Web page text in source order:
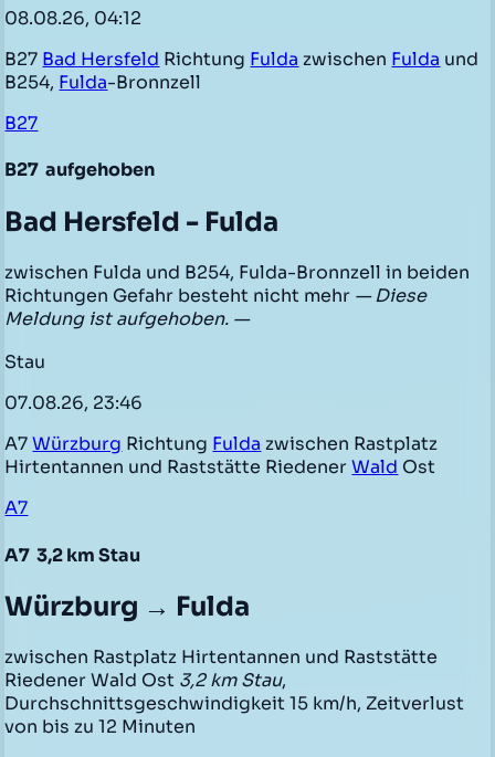
08.08.26, 04:12
B27 Bad Hersfeld Richtung Fulda zwischen Fulda und
B254, Fulda-Bronnzell
B27
B27 aufgehoben
Bad Hersfeld - Fulda
zwischen Fulda und B254, Fulda-Bronnzell in beiden
Richtungen Gefahr besteht nicht mehr — Diese
Meldung ist aufgehoben. —
Stau
07.08.26, 23:46
A7Würzburg Richtung Fulda zwischen Rastplatz
Hirtentannen und Raststätte RiedenerWald Ost
A7
A7 3,2 km Stau
Würzburg → Fulda
zwischen Rastplatz Hirtentannen und Raststätte
Riedener Wald Ost 3,2 km Stau,
Durchschnittsgeschwindigkeit 15 km/h, Zeitverlust
von bis zu 12 Minuten